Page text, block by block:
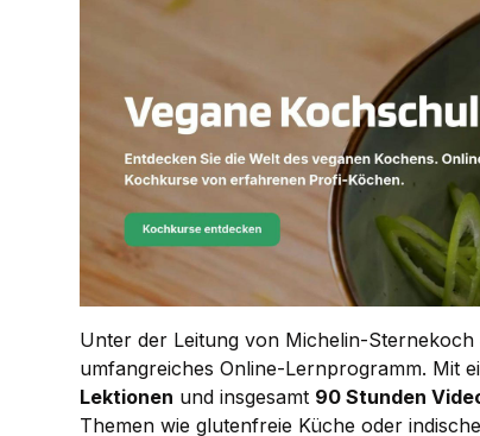
Unter der Leitung von Michelin-
umfangreiches Online-Lernprogramm. Mit
Lektionen und insgesamt 90 Stunden
Themen wie glutenfreie Küche oder